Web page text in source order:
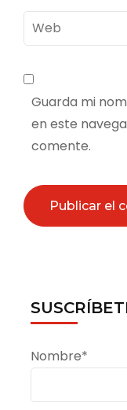
Web
Guarda mi
en este
comente.
Nombre*